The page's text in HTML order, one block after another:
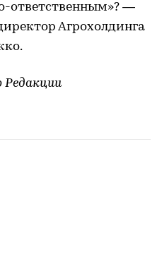
ответственным»? —
Агрохолдинга